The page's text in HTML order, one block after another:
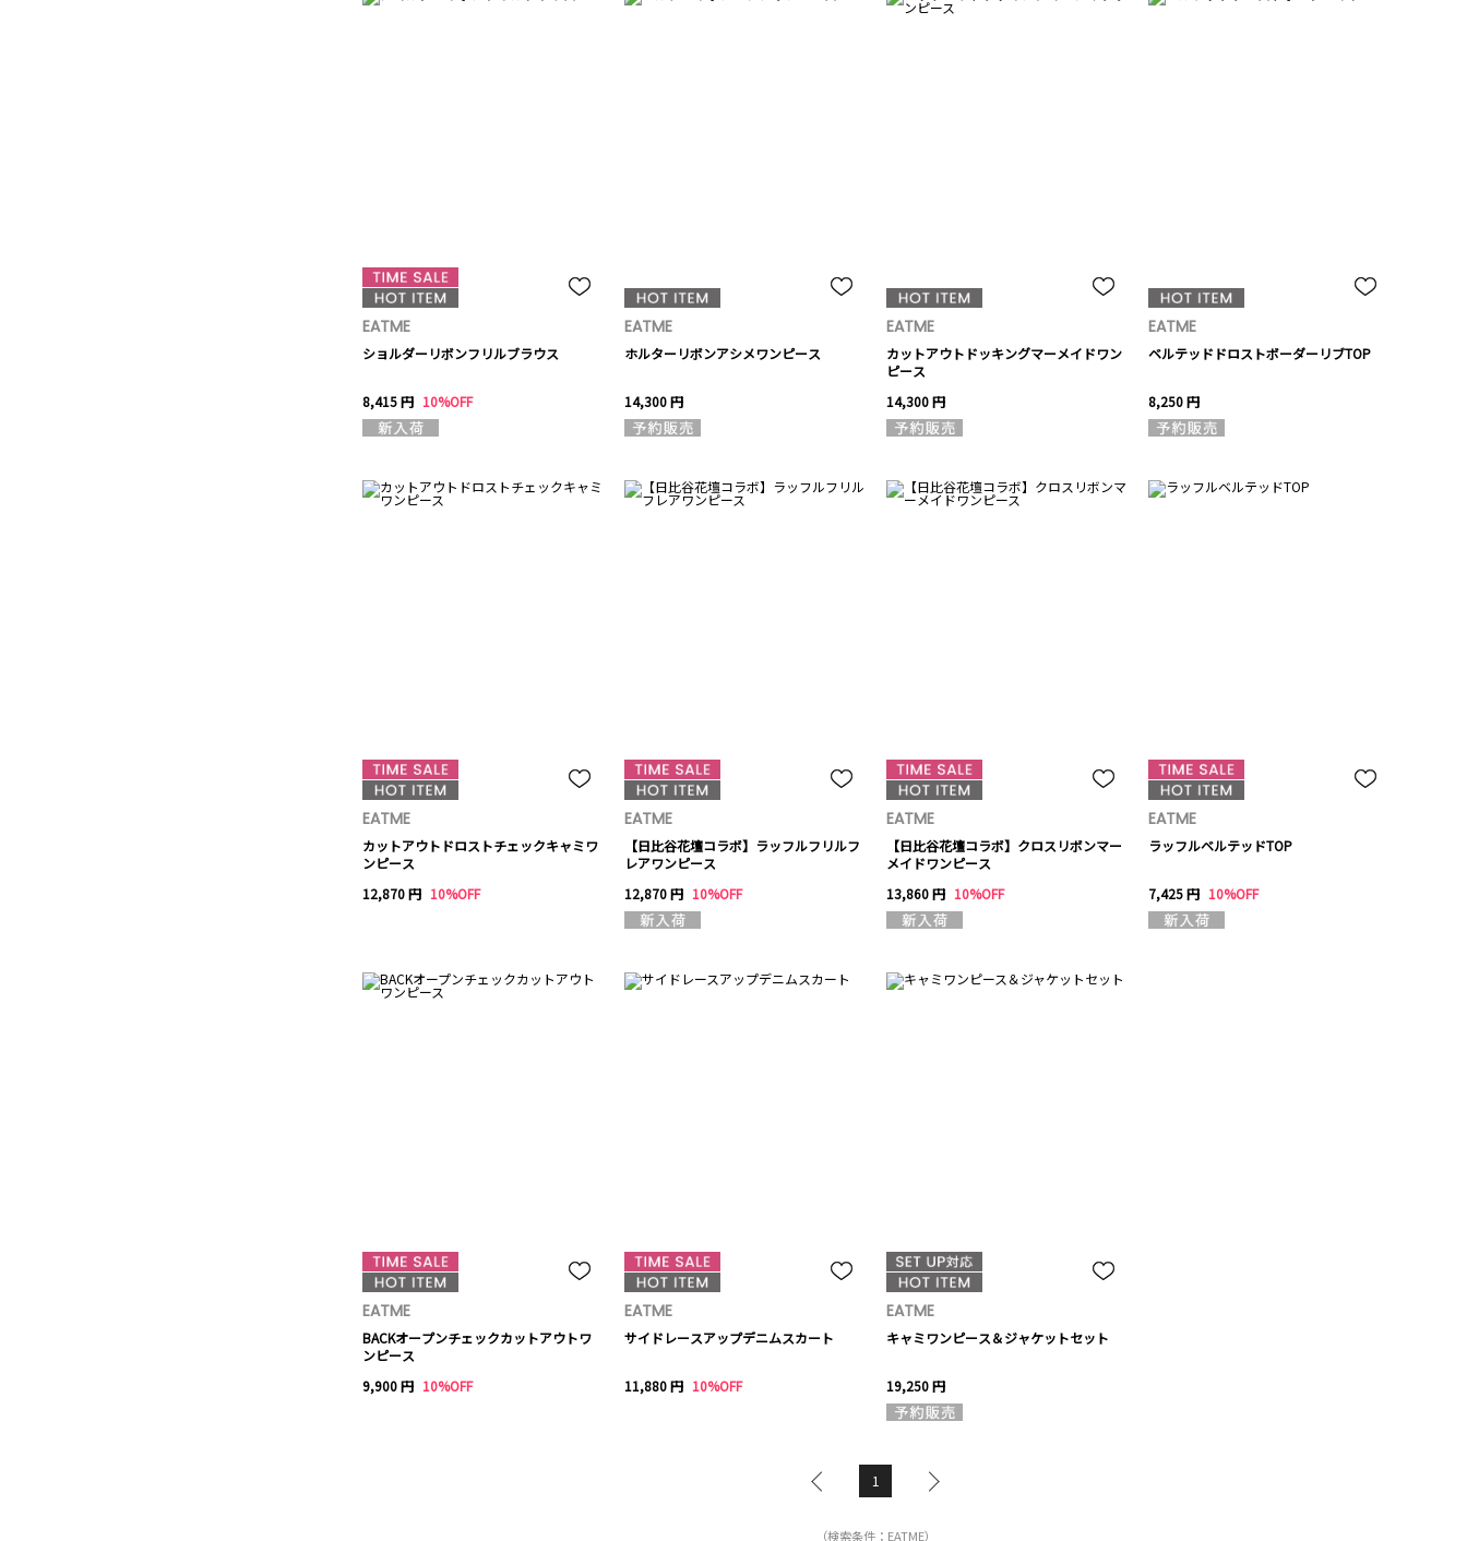
EATME
ショルダーリボンフリルブラウス
8,415 円 10%OFF
EATME
ホルターリボンアシメワンピース
14,300 円
EATME
カットアウトドッキングマーメイドワン
ピース
14,300 円
EATME
ベルテッドドロストボーダーリブTOP
8,250 円
EATME
カットアウトドロストチェックキャミワ
ンピース
12,870 円 10%OFF
EATME
【日比谷花壇コラボ】ラッフルフリルフ
レアワンピース
12,870 円 10%OFF
EATME
【日比谷花壇コラボ】クロスリボンマー
メイドワンピース
13,860 円 10%OFF
EATME
ラッフルベルテッドTOP
7,425 円 10%OFF
EATME
BACKオープンチェックカットアウトワ
ンピース
9,900 円 10%OFF
EATME
サイドレースアップデニムスカート
11,880 円 10%OFF
EATME
キャミワンピース＆ジャケットセット
19,250 円
1
（検索条件：EATME）